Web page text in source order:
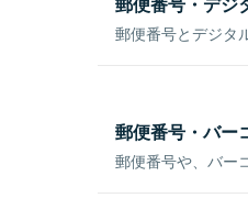
郵便番号とデジタ
郵便番号・バー
郵便番号や、バー